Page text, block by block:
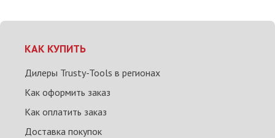
КАК КУПИТЬ
Дилеры Trusty-Tools в регионах
Как оформить заказ
Как оплатить заказ
Доставка покупок